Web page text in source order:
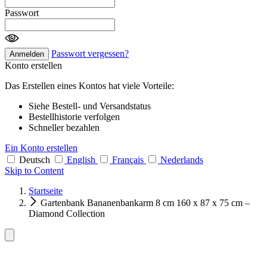
Passwort
Anmelden
Passwort vergessen?
Konto erstellen
Das Erstellen eines Kontos hat viele Vorteile:
Siehe Bestell- und Versandstatus
Bestellhistorie verfolgen
Schneller bezahlen
Ein Konto erstellen
Deutsch
English Français
Nederlands
Skip to Content
Startseite
Gartenbank Bananenbankarm 8 cm 160 x 87 x 75 cm –
Diamond Collection